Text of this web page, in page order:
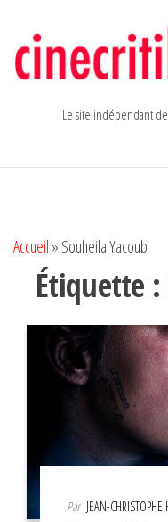
contenu
Le site indépendant
Accueil » Souheila Yacoub
Étiquette :
Par JEAN-CHRISTOPHE